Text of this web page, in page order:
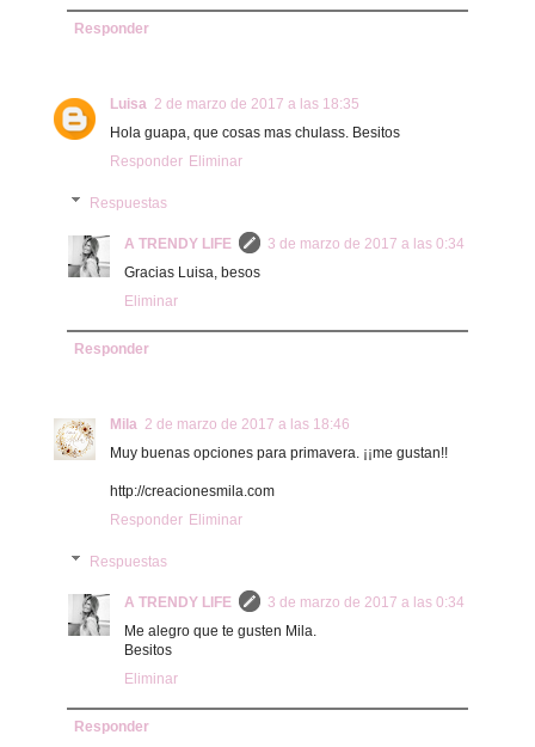
Responder
Luisa 2 de marzo de 2017 a las 18:35
Hola guapa, que cosas mas chulass. Besitos
Responder Eliminar
Respuestas
A TRENDY LIFE
3 de marzo de 2017 a las 0:34
Gracias Luisa, besos
Eliminar
Responder
Mila 2 de marzo de 2017 a las 18:46
Muy buenas opciones para primavera. ¡¡me gustan!!
http://creacionesmila.com
Responder Eliminar
Respuestas
A TRENDY LIFE
3 de marzo de 2017 a las 0:34
Me alegro que te gusten Mila.
Besitos
Eliminar
Responder